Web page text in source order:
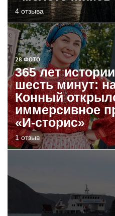
4 отзыва
28 ФОТО
365 лет
шесть минут:
Конный
иммерсивное
«И-сторис»
1 отзыв